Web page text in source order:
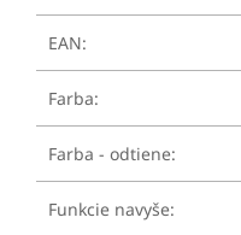
EAN:
Farba:
Farba - odtiene:
Funkcie navyše: